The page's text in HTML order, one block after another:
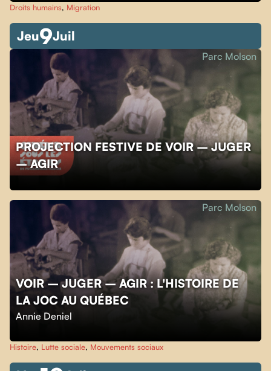
Droits humains, Migration
Jeu9Juil
PROJECTION FESTIVE DE VOIR – JUGER
– AGIR
Parc Molson
VOIR – JUGER – AGIR : L'HISTOIRE DE
LA JOC AU QUÉBEC
Annie Deniel
Parc Molson
Histoire, Lutte sociale, Mouvements sociaux